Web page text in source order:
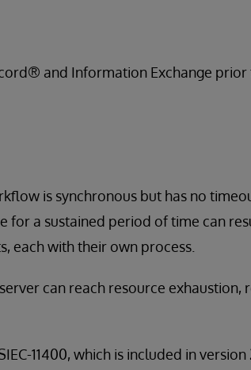
and Information Exchange prior
is synchronous but has no
for a sustained period of time can
each with their own process.
can reach resource exhaustion,
11400, which is included in version